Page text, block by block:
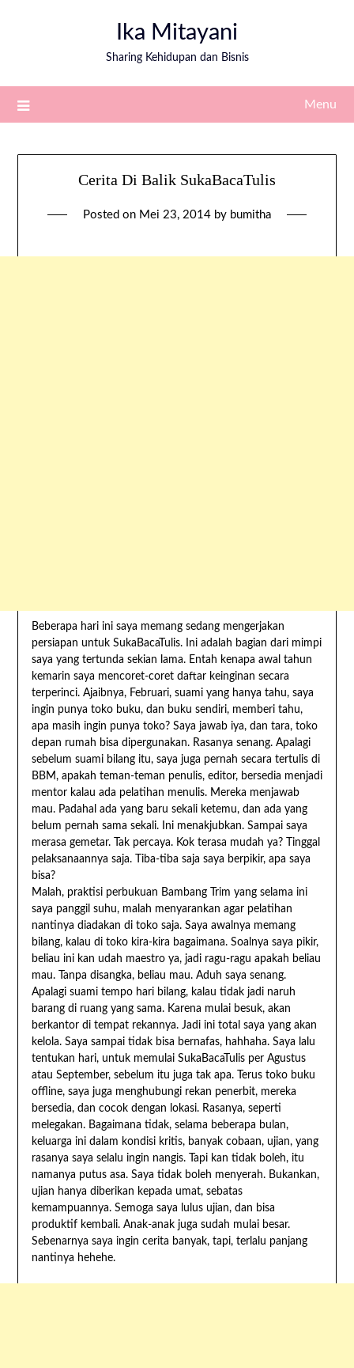
Ika Mitayani
Sharing Kehidupan dan Bisnis
Menu
Cerita Di Balik SukaBacaTulis
Posted on Mei 23, 2014 by bumitha
Beberapa hari ini saya memang sedang mengerjakan
persiapan untuk SukaBacaTulis. Ini adalah bagian dari mimpi
saya yang tertunda sekian lama. Entah kenapa awal tahun
kemarin saya mencoret-coret daftar keinginan secara
terperinci. Ajaibnya, Februari, suami yang hanya tahu, saya
ingin punya toko buku, dan buku sendiri, memberi tahu,
apa masih ingin punya toko? Saya jawab iya, dan tara, toko
depan rumah bisa dipergunakan. Rasanya senang. Apalagi
sebelum suami bilang itu, saya juga pernah secara tertulis di
BBM, apakah teman-teman penulis, editor, bersedia menjadi
mentor kalau ada pelatihan menulis. Mereka menjawab
mau. Padahal ada yang baru sekali ketemu, dan ada yang
belum pernah sama sekali. Ini menakjubkan. Sampai saya
merasa gemetar. Tak percaya. Kok terasa mudah ya? Tinggal
pelaksanaannya saja. Tiba-tiba saja saya berpikir, apa saya
bisa?
Malah, praktisi perbukuan Bambang Trim yang selama ini
saya panggil suhu, malah menyarankan agar pelatihan
nantinya diadakan di toko saja. Saya awalnya memang
bilang, kalau di toko kira-kira bagaimana. Soalnya saya pikir,
beliau ini kan udah maestro ya, jadi ragu-ragu apakah beliau
mau. Tanpa disangka, beliau mau. Aduh saya senang.
Apalagi suami tempo hari bilang, kalau tidak jadi naruh
barang di ruang yang sama. Karena mulai besuk, akan
berkantor di tempat rekannya. Jadi ini total saya yang akan
kelola. Saya sampai tidak bisa bernafas, hahhaha. Saya lalu
tentukan hari, untuk memulai SukaBacaTulis per Agustus
atau September, sebelum itu juga tak apa. Terus toko buku
offline, saya juga menghubungi rekan penerbit, mereka
bersedia, dan cocok dengan lokasi. Rasanya, seperti
melegakan. Bagaimana tidak, selama beberapa bulan,
keluarga ini dalam kondisi kritis, banyak cobaan, ujian, yang
rasanya saya selalu ingin nangis. Tapi kan tidak boleh, itu
namanya putus asa. Saya tidak boleh menyerah. Bukankan,
ujian hanya diberikan kepada umat, sebatas
kemampuannya. Semoga saya lulus ujian, dan bisa
produktif kembali. Anak-anak juga sudah mulai besar.
Sebenarnya saya ingin cerita banyak, tapi, terlalu panjang
nantinya hehehe.